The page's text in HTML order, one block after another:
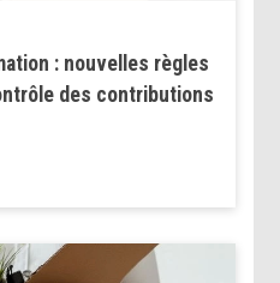
: nouvelles règles
des contributions